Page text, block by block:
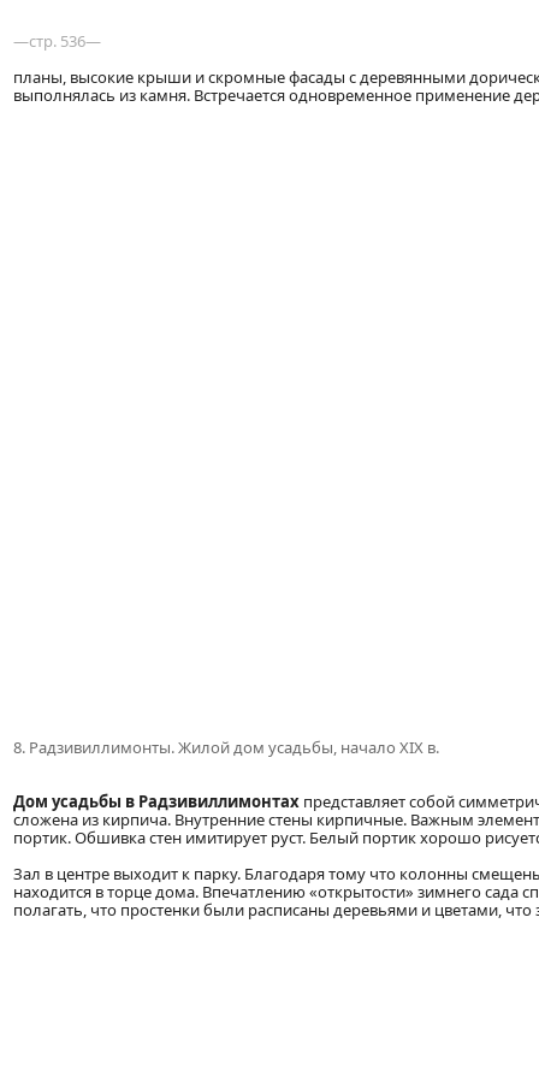
—стр. 536—
планы, высокие крыши и скромные фасады с деревянными
выполнялась из камня. Встречается одновременное применение
8. Радзивиллимонты. Жилой дом усадьбы, начало XIX в.
Дом усадьбы в Радзивиллимонтах представляет собой
сложена из кирпича. Внутренние стены кирпичные. Важным
портик. Обшивка стен имитирует руст. Белый портик хорошо
Зал в центре выходит к парку. Благодаря тому что колонны
находится в торце дома. Впечатлению «открытости» зимнего сада
полагать, что простенки были расписаны деревьями и цветами,